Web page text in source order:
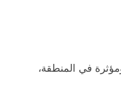
في المنطقة،